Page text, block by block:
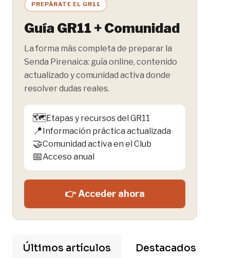
PREPÁRATE EL GR11
Guía GR11 + Comunidad
La forma más completa de preparar la
Senda Pirenaica: guía online, contenido
actualizado y comunidad activa donde
resolver dudas reales.
🗺️Etapas y recursos del GR11
📍Información práctica actualizada
🤝Comunidad activa en el Club
📅Acceso anual
👉 Acceder ahora
Últimos artículos Destacados